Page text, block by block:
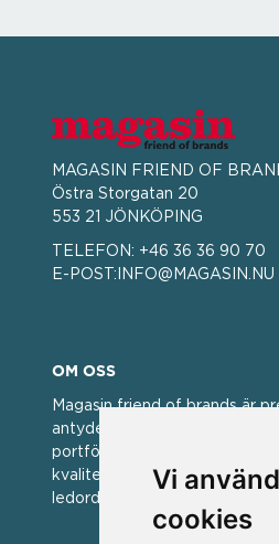
Vi
cookies
MAGASIN FRIEND OF
Östra Storgatan 20
553 21 JÖNKÖPING
TELEFON: +46 36 36 90 70
E-POST: INFO@MAGASIN.NU
OM OSS
Magasin friend of brands är
antyder; en vän av
portfölj med välkända
kvalitet. För oss har kvalitet
ledorden och som styrt vår